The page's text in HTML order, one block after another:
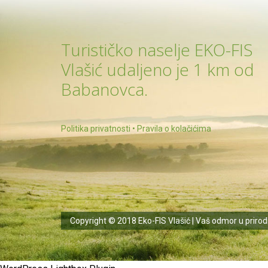
Turističko naselje EKO-FIS
Vlašić udaljeno je 1 km od
Babanovca.
Politika privatnosti • Pravila o kolačićima
Copyright © 2018 Eko-FIS Vlašić | Vaš odmor u